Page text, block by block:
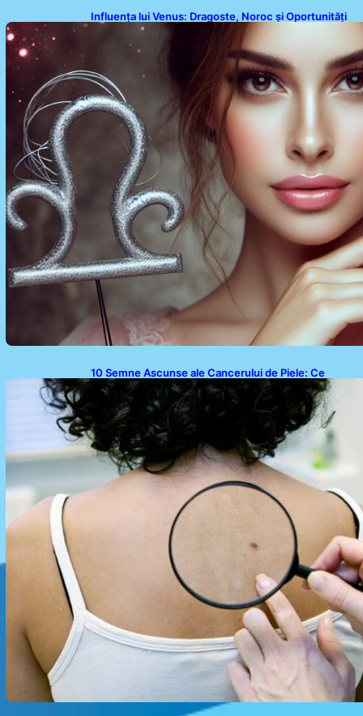
Influența lui Venus: Dragoste, Noroc și Oportunități
pentru Tauri și Balanțe în Weekendul 8-9 August
10 Semne Ascunse ale Cancerului de Piele: Ce
Trebuie să Știm pentru a Ne Proteja